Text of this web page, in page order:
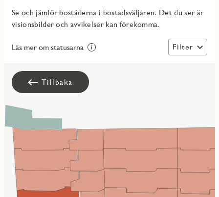
Se och jämför bostäderna i bostadsväljaren. Det du ser är
visionsbilder och avvikelser kan förekomma.
Läs mer om statusarna Filter
Tillbaka